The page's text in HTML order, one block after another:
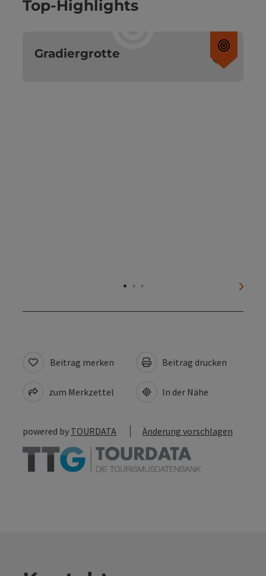
Top-Highlights
Gradiergrotte
Beitrag merken
zum Merkzettel
Beitrag drucken
In der Nähe
powered by TOURDATA Änderung vorschlagen